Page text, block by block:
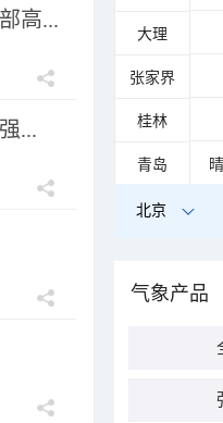
高...
...
大理
张家界
桂林
青岛
北京
气象产品